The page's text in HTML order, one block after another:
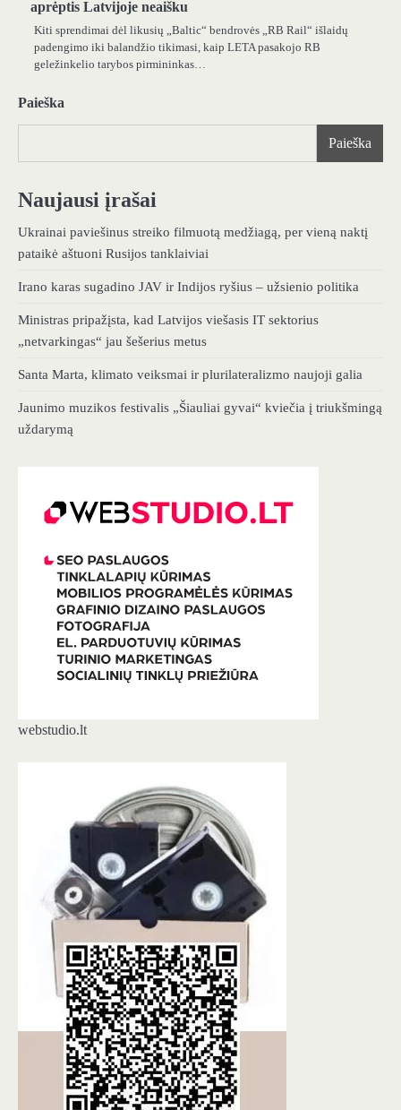
aprėptis Latvijoje neaišku
Kiti sprendimai dėl likusių „Baltic“ bendrovės „RB Rail“ išlaidų
padengimo iki balandžio tikimasi, kaip LETA pasakojo RB
geležinkelio tarybos pirmininkas…
Paieška
Paieška
Naujausi įrašai
Ukrainai paviešinus streiko filmuotą medžiagą, per vieną naktį
pataikė aštuoni Rusijos tanklaiviai
Irano karas sugadino JAV ir Indijos ryšius – užsienio politika
Ministras pripažįsta, kad Latvijos viešasis IT sektorius
„netvarkingas“ jau šešerius metus
Santa Marta, klimato veiksmai ir plurilateralizmo naujoji galia
Jaunimo muzikos festivalis „Šiauliai gyvai“ kviečia į triukšmingą
uždarymą
webstudio.lt